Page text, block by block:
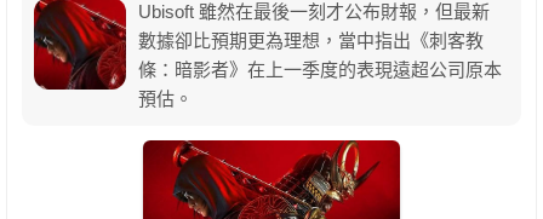
Ubisoft 雖然在最後一刻才公布財報，但最新
數據卻比預期更為理想，當中指出《刺客教
條：暗影者》在上一季度的表現遠超公司原本
預估。